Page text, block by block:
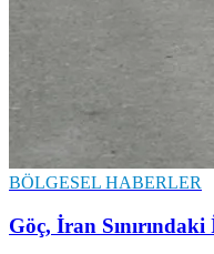
BÖLGESEL HABERLER
Göç, İran